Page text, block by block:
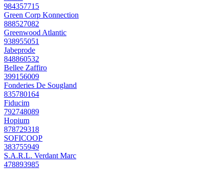
984357715
Green Corp Konnection
888527082
Greenwood Atlantic
938955051
Jabeprode
848860532
Bellee Zaffiro
399156009
Fonderies De Sougland
835780164
Fiducim
792748089
Hopium
878729318
SOFICOOP
383755949
S.A.R.L. Verdant Marc
478893985